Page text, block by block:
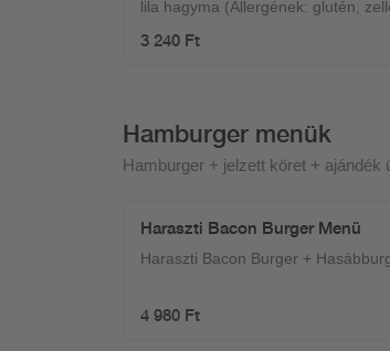
lila hagyma (Allergének: glutén,
3 240 Ft
Hamburger menük
Hamburger + jelzett köret + ajándék
Haraszti Bacon Burger Menü
Haraszti Bacon Burger +
4 980 Ft